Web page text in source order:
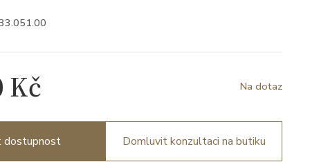
Kč Na dotaz
dostupnost Domluvit konzultaci na butiku